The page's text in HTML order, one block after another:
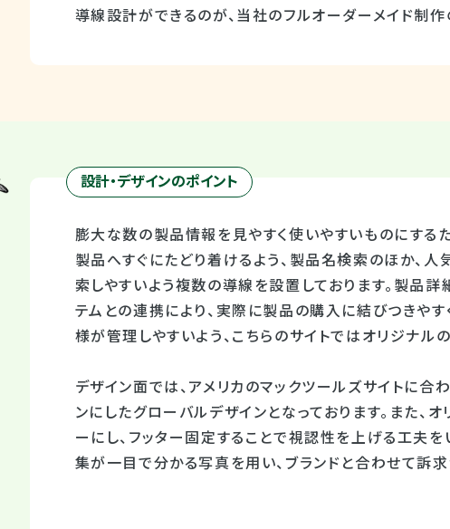
導線設計ができるのが、当社のフルオーダーメイド制作
設計・デザインのポイント
膨大な数の製品情報を見やすく使いやすいものにする
製品へすぐにたどり着けるよう、製品名検索のほか、
索しやすいよう複数の導線を設置しております。製品
テムとの連携により、実際に製品の購入に結びつきや
様が管理しやすいよう、こちらのサイトではオリジナ
デザイン面では、アメリカのマックツールズサイトに合
ンにしたグローバルデザインとなっております。また、
ーにし、フッター固定することで視認性を上げる工夫
集が一目で分かる写真を用い、ブランドと合わせて訴